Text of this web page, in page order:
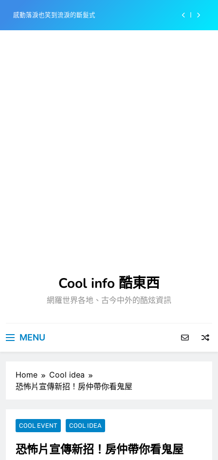
content
百事可樂的漢堡日廣告 主動向三大連鎖店招手
Cool info 酷東西
網羅世界各地、古今中外的酷炫資訊
MENU
Home
Cool idea
恐怖片宣傳新招！房仲帶你看鬼屋
COOL EVENT COOL IDEA
恐怖片宣傳新招！房仲帶你看鬼屋